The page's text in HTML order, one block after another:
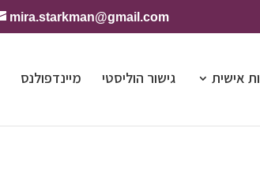
mira.starkman@gmail.com
אישית גישור הוליסטי מיינדפולנס